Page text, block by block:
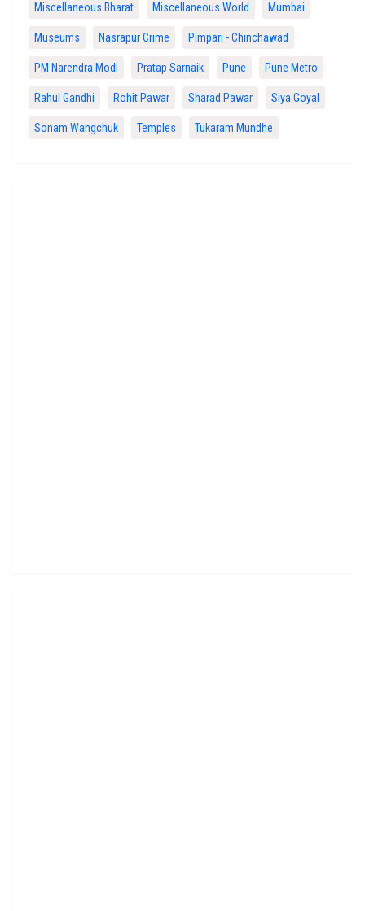
Miscellaneous Bharat Miscellaneous World Mumbai
Museums Nasrapur Crime Pimpari - Chinchawad
PM Narendra Modi Pratap Sarnaik Pune Pune Metro
Rahul Gandhi Rohit Pawar Sharad Pawar Siya Goyal
Sonam Wangchuk Temples Tukaram Mundhe